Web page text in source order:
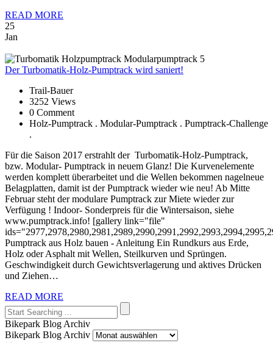
READ MORE
25
Jan
DerTurbomatik-Holz-Pumptrack wird saniert!
Trail-Bauer
3252 Views
0 Comment
Holz-Pumptrack . Modular-Pumptrack . Pumptrack-Challenge
.
Für die Saison 2017 erstrahlt der Turbomatik-Holz-Pumptrack,
bzw. Modular- Pumptrack in neuem Glanz! Die Kurvenelemente
werden komplett überarbeitet und die Wellen bekommen nagelneue
Belagplatten, damit ist der Pumptrack wieder wie neu! Ab Mitte
Februar steht der modulare Pumptrack zur Miete wieder zur
Verfügung ! Indoor- Sonderpreis für die Wintersaison, siehe
www.pumptrack.info! [gallery link="file"
Pumptrack aus Holz bauen - Anleitung Ein Rundkurs aus Erde,
Holz oder Asphalt mit Wellen, Steilkurven und Sprüngen.
Geschwindigkeit durch Gewichtsverlagerung und aktives Drücken
und Ziehen…
READ MORE
Bikepark Blog Archiv
Bikepark Blog Archiv